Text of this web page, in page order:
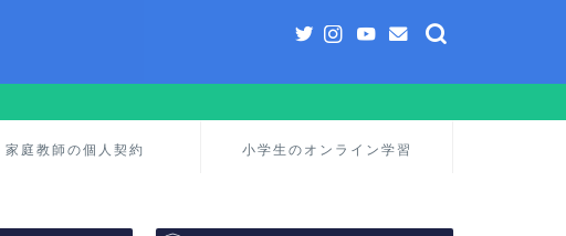
家庭教師の個人契約 小学生のオンライン学習